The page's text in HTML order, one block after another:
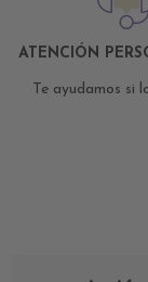
ATENCIÓN
Te ayudamos si